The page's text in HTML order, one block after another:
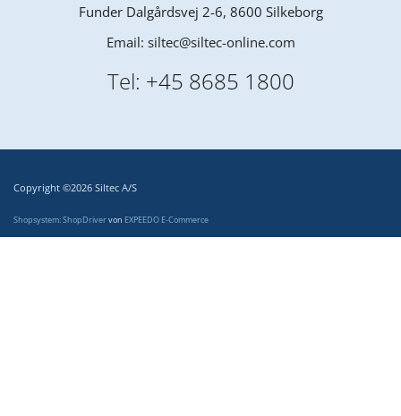
Funder Dalgårdsvej 2-6, 8600 Silkeborg
Email: siltec@siltec-online.com
Tel: +45 8685 1800
Copyright ©2026 Siltec A/S
Shopsystem: ShopDrivervon EXPEEDO E-Commerce